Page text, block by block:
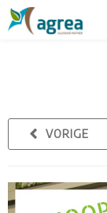
VORIGE